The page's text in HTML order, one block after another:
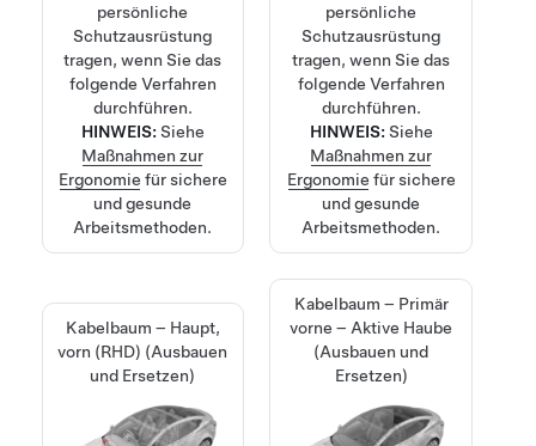
persönliche
Schutzausrüstung
tragen, wenn Sie das
folgende Verfahren
durchführen.
HINWEIS: Siehe
Maßnahmen zur
Ergonomie für sichere
und gesunde
Arbeitsmethoden.
persönliche
Schutzausrüstung
tragen, wenn Sie das
folgende Verfahren
durchführen.
HINWEIS: Siehe
Maßnahmen zur
Ergonomie für sichere
und gesunde
Arbeitsmethoden.
Kabelbaum – Haupt,
vorn (RHD) (Ausbauen
und Ersetzen)
Kabelbaum – Primär
vorne – Aktive Haube
(Ausbauen und
Ersetzen)